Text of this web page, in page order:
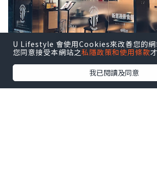
U Lifestyle 會使用Cookies來改善您的網
您同意接受本網站之私隱政策和使用條款
我已閱讀及同意